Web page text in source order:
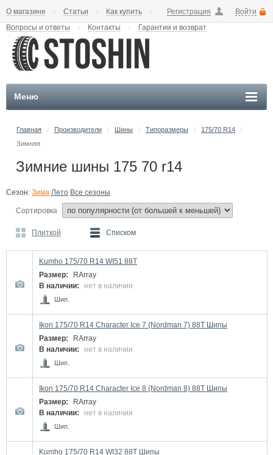
Регистрация Войти
О магазине Статьи
Как купить
Вопросы и ответы
Контакты Гарантии и возврат
Меню
Главная / Производители / Шины / Типоразмеры / 175/70 R14
/
Зимняя
Зимние шины 175 70 r14
Сезон: Зима Лето Все сезоны
Сортировка
Плиткой Списком
Kumho 175/70 R14 WI51 88T
Размер:
RArray
В наличии:
нет в наличии
Шип.
Ikon 175/70 R14 Character Ice 7 (Nordman 7) 88T Шипы
Размер:
RArray
В наличии:
нет в наличии
Шип.
Ikon 175/70 R14 Character Ice 8 (Nordman 8) 88T Шипы
Размер:
RArray
В наличии:
нет в наличии
Шип.
Kumho 175/70 R14 WI32 88T Шипы